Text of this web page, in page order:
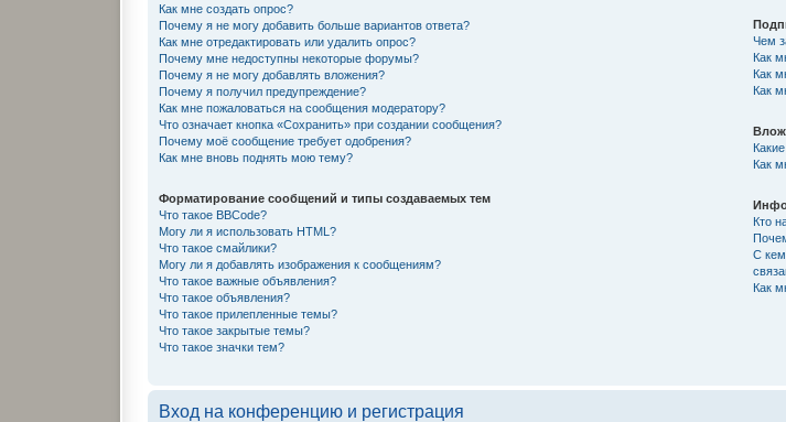
Как мне создать опрос?
Почему я не могу добавить больше вариантов ответа?
Как мне отредактировать или удалить опрос?
Почему мне недоступны некоторые форумы?
Почему я не могу добавлять вложения?
Почему я получил предупреждение?
Как мне пожаловаться на сообщения модератору?
Что означает кнопка «Сохранить» при создании сообщения?
Почему моё сообщение требует одобрения?
Как мне вновь поднять мою тему?
Форматирование сообщений и типы создаваемых тем
Что такое BBCode?
Могу ли я использовать HTML?
Что такое смайлики?
Могу ли я добавлять изображения к сообщениям?
Что такое важные объявления?
Что такое объявления?
Что такое прилепленные темы?
Что такое закрытые темы?
Что такое значки тем?
Чем
Как
Как
Как
Как
Кто
С кем
Как
Вход на конференцию и регистрация